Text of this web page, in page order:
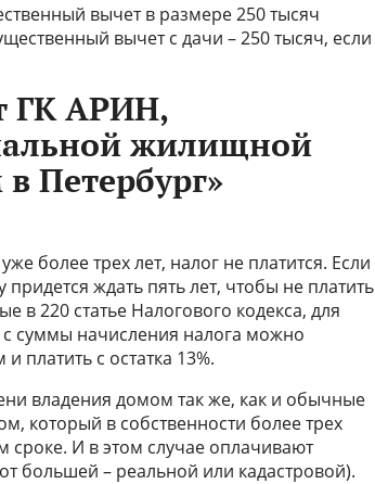
вычет в размере 250 тысяч
вычет с дачи – 250 тысяч, если
ГК АРИН,
жилищной
Петербург»
более трех лет, налог не платится. Если
ждать пять лет, чтобы не платить
в 220 статье Налогового кодекса, для
суммы начисления налога можно
платить с остатка 13%.
владения домом так же, как и обычные
который в собственности более трех
И в этом случае оплачивают
большей – реальной или кадастровой).